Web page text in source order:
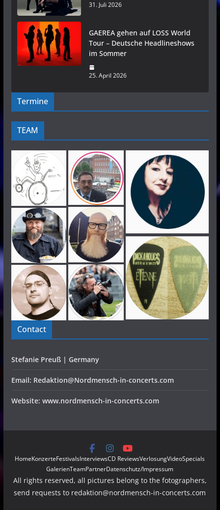
31. Juli 2026
GAEREA gehen auf LOSS World
Tour – Deutsche Headlineshows
im Sommer
25. April 2026
Termine
TEAM
Contact
Stefanie Preuß | Germany
Email: Redaktion@Nordmensch-in-concerts.com
Website: www.nordmensch-in-concerts.com
HomeKonzerteFestivalsInterviewsCD ReviewsVerlosungVideoSpecials
GalerienTeamPartnerDatenschutz/Impressum
All rights reserved, all pictures belong to the fotographers,
send requests to redaktion@nordmensch-in-concerts.com